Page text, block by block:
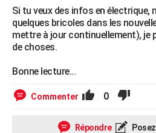
Si tu veux des infos en électrique,
quelques bricoles dans les
mettre à jour continuellement), je
de choses.
Bonne lecture...
Commenter 0
Répondre